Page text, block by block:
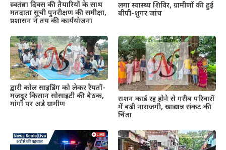
स्वतंत्रता दिवस की तैयारियों के साथ
मतदाता सूची पुनरीक्षण की समीक्षा,
प्रशासन ने तय की कार्ययोजना
लगा स्वास्थ्य शिविर, ग्रामीणों की हुई
बीपी-शुगर जांच
द्वारी कोल साइडिंग को लेकर रैयतों-
मजदूर किसान सोसाइटी की बैठक,
मांगों पर अड़े ग्रामीण
राशन कार्ड रद्द होने से गरीब परिवारों
में बढ़ी नाराजगी, खाद्यान्न संकट की
चिंता